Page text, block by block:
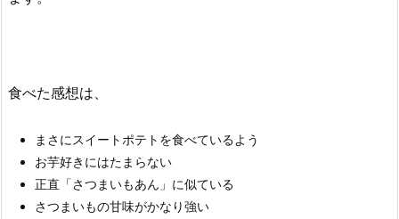
食べた感想は、
まさにスイートポテトを食べているよう
お芋好きにはたまらない
正直「さつまいもあん」に似ている
さつまいもの甘味がかなり強い